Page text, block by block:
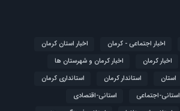
اخبار اجتماعی - کرمان
اخبار استان کرمان
اخبار کرمان
اخبار کرمان و شهرستان ها
استان استاندار کرمان
استانداری کرمان
استانی-اجتماعی
استانی-اقتصادی